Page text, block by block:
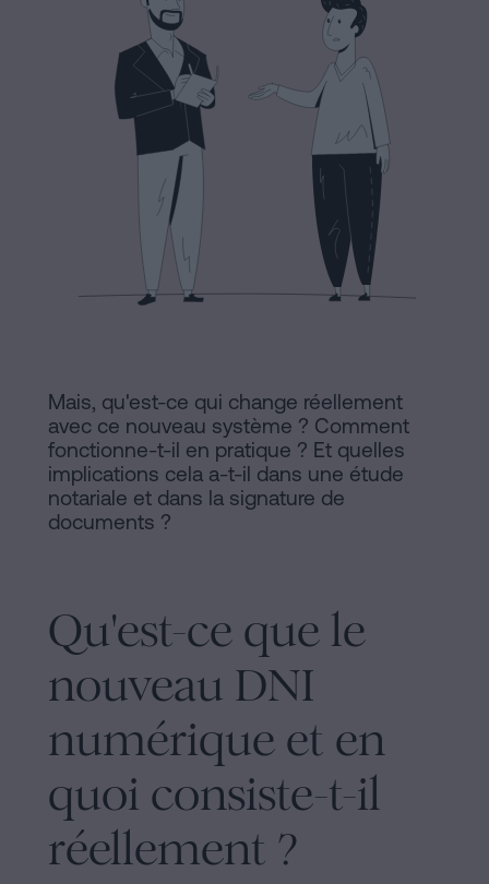
Politique
Notariaux
d'Intérêt
Processus
Contenus
Personalizar
Suivez-
nous
sur
sociétés
Traiter
succession
on
sans
certificat
d'habitabilité
?
Mais, qu'est-ce qui change réellement
avec ce nouveau système ? Comment
fonctionne-t-il en pratique ? Et quelles
implications cela a-t-il dans une étude
notariale et dans la signature de
documents ?
Qu'est-ce que le
nouveau DNI
numérique et en
quoi consiste-t-il
réellement ?